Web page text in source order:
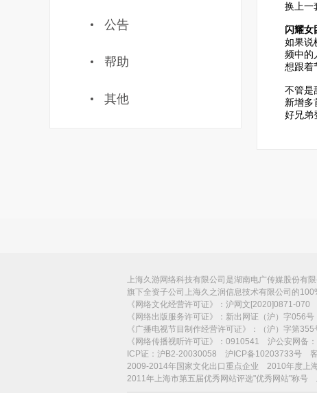
公告
帮助
其他
换上一
闪耀女
如果说
频中的
想跟着
不管是
新增多
好兄弟
上海久游网络科技有限公司是湖南电广传媒股份有
旗下全资子公司上海久之润信息技术有限公司的
《网络文化经营许可证》：沪网文[2020]0871-
《网络出版服务许可证》：新出网证（沪）字056号
《广播电视节目制作经营许可证》：（沪）字第355
《网络传播视听许可证》：0910541 沪公安网备
ICP证：沪B2-20030058 沪ICP备10203733号
2009-2014年国家文化出口重点企业 2010年度上
2011年上海市第五届优秀网站评选"优秀网站"称号